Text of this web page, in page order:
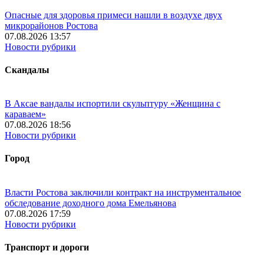
Опасные для здоровья примеси нашли в воздухе двух
микрорайонов Ростова
07.08.2026 13:57
Новости рубрики
Скандалы
В Аксае вандалы испортили скульптуру «Женщина с
караваем»
07.08.2026 18:56
Новости рубрики
Город
Власти Ростова заключили контракт на инструментальное
обследование доходного дома Емельянова
07.08.2026 17:59
Новости рубрики
Транспорт и дороги